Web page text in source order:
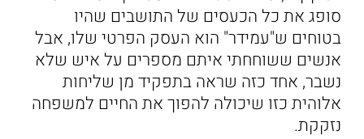
סופג את כל הכעסים של התושבים שהיו
בטוחים ש"עמידר" הוא העסק הפרטי שלו, אבל
אנשים ששוחחתי איתם מספרים על איש שלא
נשבר, אחד כזה שראה בתפקיד מן שליחות
אלוהית כזו שיכולה להפוך את החיים למשפחה
נזקקת.